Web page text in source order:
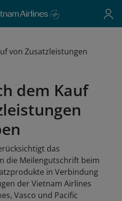
von Zusatzleistungen
dem Kauf
das
die Meilengutschrift beim
in Verbindung
der Vietnam Airlines
Vasco und Pacific